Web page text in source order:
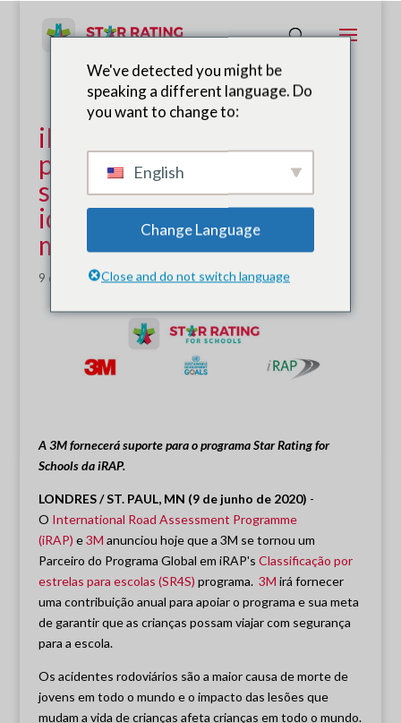
iRAP e 3M anunciam
parceria para melhorar a
segurança de crianças em
idade escolar em todo o
mundo
9 de junho de 2020|Notícias
A 3M fornecerá suporte para o programa Star Rating for
Schools da iRAP.
LONDRES / ST. PAUL, MN (9 de junho de 2020) -
O International Road Assessment Programme
(iRAP) e3M anunciou hoje que a 3M se tornou um
Parceiro do Programa Global em iRAP's Classificação por
estrelas para escolas (SR4S) programa. 3M irá fornecer
uma contribuição anual para apoiar o programa e sua meta
de garantir que as crianças possam viajar com segurança
para a escola.
Os acidentes rodoviários são a maior causa de morte de
jovens em todo o mundo e o impacto das lesões que
mudam a vida de crianças afeta crianças em todo o mundo.
We've detected you might be
speaking a different language. Do
you want to change to:
English
Change Language
Close and do not switch language